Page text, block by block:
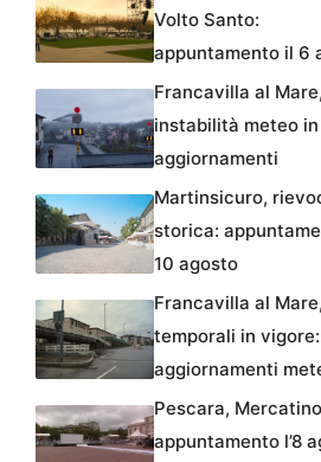
Volto Santo:
appuntamento il 6
Francavilla al Mare,
instabilità meteo
aggiornamenti
Martinsicuro,
storica:
10 agosto
Francavilla al
temporali in vigore:
aggiornamenti
Pescara,
appuntamento l’8